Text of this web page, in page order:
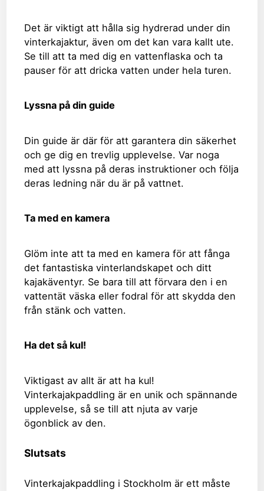
Det är viktigt att hålla sig hydrerad under din
vinterkajaktur, även om det kan vara kallt ute.
Se till att ta med dig en vattenflaska och ta
pauser för att dricka vatten under hela turen.
Lyssna på din guide
Din guide är där för att garantera din säkerhet
och ge dig en trevlig upplevelse. Var noga
med att lyssna på deras instruktioner och följa
deras ledning när du är på vattnet.
Ta med en kamera
Glöm inte att ta med en kamera för att fånga
det fantastiska vinterlandskapet och ditt
kajakäventyr. Se bara till att förvara den i en
vattentät väska eller fodral för att skydda den
från stänk och vatten.
Ha det så kul!
Viktigast av allt är att ha kul!
Vinterkajakpaddling är en unik och spännande
upplevelse, så se till att njuta av varje
ögonblick av den.
Slutsats
Vinterkajakpaddling i Stockholm är ett måste